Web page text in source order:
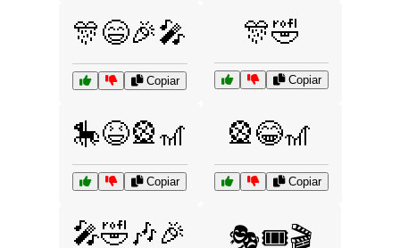
🎊😄🎉🎤
Copiar
🎊🤣
Copiar
🎠😆🎡🎢
Copiar
🎡😂🎢
Copiar
🎤🤣🎶🎉 🎭🎟️🎬